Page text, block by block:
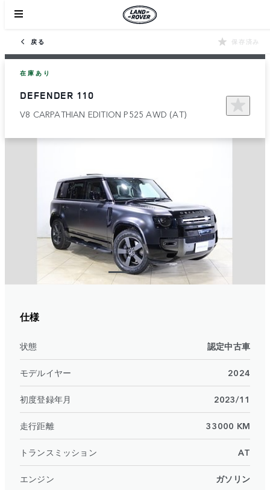
戻る 保存済み
在庫あり
DEFENDER 110
V8 CARPATHIAN EDITION P525 AWD (AT)
仕様
状態 認定中古車
モデルイヤー 2024
初度登録年月 2023/11
走行距離 33000 KM
トランスミッション AT
エンジン ガソリン